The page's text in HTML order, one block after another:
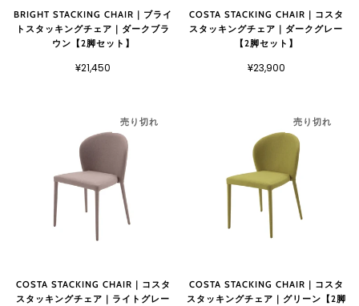
BRIGHT STACKING CHAIR｜ブライ
トスタッキングチェア｜ダークブラ
ウン【2脚セット】
¥21,450
COSTA STACKING CHAIR｜コスタ
スタッキングチェア｜ダークグレー
【2脚セット】
¥23,900
売り切れ
COSTA STACKING CHAIR｜コスタ
スタッキングチェア｜ライトグレー
売り切れ
COSTA STACKING CHAIR｜コスタ
スタッキングチェア｜グリーン【2脚